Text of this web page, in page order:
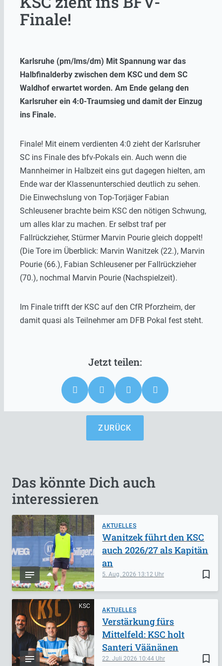
Finale!
Karlsruhe (pm/lms/dm) Mit Spannung war das
Halbfinalderby zwischen dem KSC und dem SC
Waldhof erwartet worden. Am Ende gelang den
Karlsruher ein 4:0-Traumsieg und damit der Einzug
ins Finale.
Finale! Mit einem verdienten 4:0 zieht der Karlsruher
SC ins Finale des bfv-Pokals ein. Auch wenn die
Mannheimer in Halbzeit eins gut dagegen hielten, am
Ende war der Klassenunterschied deutlich zu sehen.
Die Einwechslung von Top-Torjäger Fabian
Schleusener brachte beim KSC den nötigen Schwung,
um alles klar zu machen. Er selbst traf per
Fallrückzieher, Stürmer Marvin Pourie gleich doppelt!
(Die Tore im Überblick: Marvin Wanitzek (22.), Marvin
Pourie (66.), Fabian Schleusener per Fallrückzieher
(70.), nochmal Marvin Pourie (Nachspielzeit).
Im Finale trifft der KSC auf den CfR Pforzheim, der
damit quasi als Teilnehmer am DFB Pokal fest steht.
ZURÜCK
Das könnte Dich auch
interessieren
AKTUELLES
bookmark_border
5. Aug. 2026 13:12
Wanitzek führt den KSC
auch 2026/27 als Kapitän
an
KSC
AKTUELLES
bookmark_border
22. Juli 2026 10:44
Verstärkung fürs
Mittelfeld: KSC holt
Santeri Väänänen